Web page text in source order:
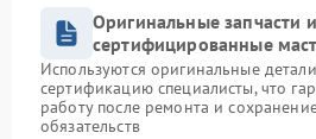
Оригинальные запчасти и
сертифицированные
Используются оригинальные
сертификацию специалисты, что
работу после ремонта и
обязательств